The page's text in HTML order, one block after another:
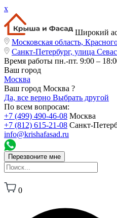
x
Широкий
Московская область,
Санкт-Петербург, улица
Время работы пн.-пт. 9:00 –
Ваш город
Москва
Ваш город Москва ?
Да, все верно Выбрать другой
По всем вопросам:
+7 (499) 490-46-08 Москва
+7 (812) 615-21-08 Санкт-
info@krishafasad.ru
Перезвоните мне
0